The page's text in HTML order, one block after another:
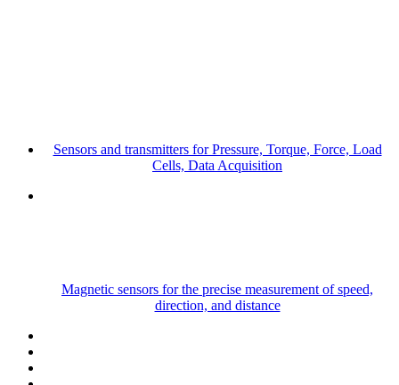
Sensors and transmitters for Pressure, Torque, Force, Load
Cells, Data Acquisition
Magnetic sensors for the precise measurement of speed,
direction, and distance